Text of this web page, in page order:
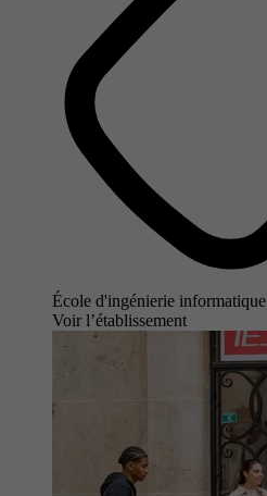
École d'ingénierie informatique
Voir l’établissement